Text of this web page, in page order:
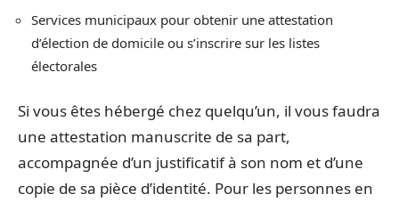
Services municipaux pour obtenir une attestation
d’élection de domicile ou s’inscrire sur les listes
électorales
Si vous êtes hébergé chez quelqu’un, il vous faudra
une attestation manuscrite de sa part,
accompagnée d’un justificatif à son nom et d’une
copie de sa pièce d’identité. Pour les personnes en